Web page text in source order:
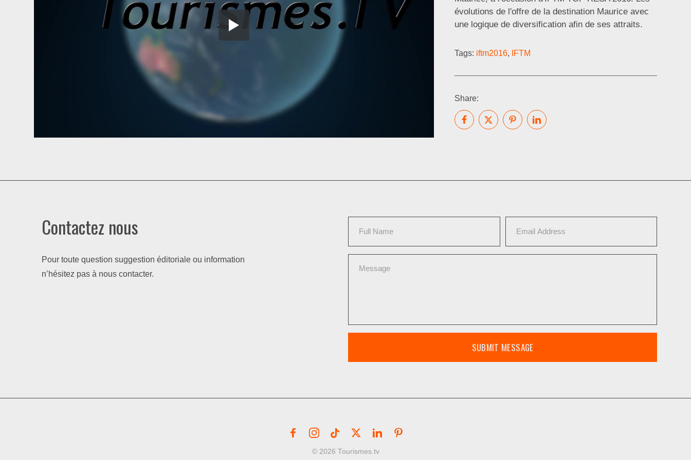
évolutions de l'offre de la destination Maurice avec
une logique de diversification afin de ses attraits.
Tags: iftm2016, IFTM
Share:
Contactez nous
Pour toute question suggestion éditoriale ou information
n’hésitez pas à nous contacter.
SUBMIT MESSAGE
© 2026 Tourismes.tv